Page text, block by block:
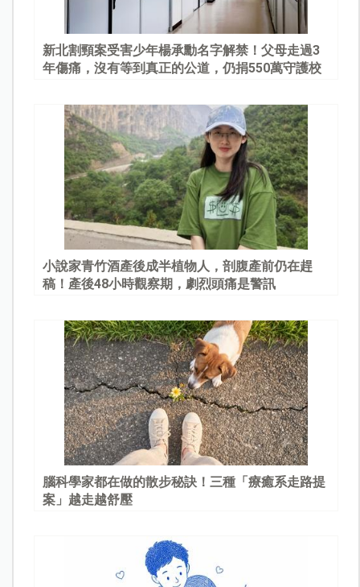
新北割頸案受害少年楊承勳名字解禁！父母走過3
年傷痛，沒有等到真正的公道，仍捐550萬守護校
小說家青竹酒產後成半植物人，剖腹產前仍在趕
稿！產後48小時觀察期，劇烈頭痛是警訊
腦科學家都在做的散步秘訣！三種「療癒系走路提
案」越走越舒壓